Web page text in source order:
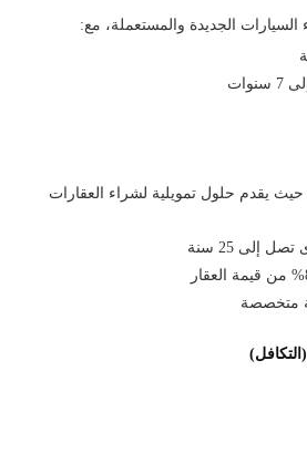
الجديدة والمستعملة، مع:
يقدم حلول تمويلية لشراء العقارات
إلى 25 سنة
متخصصة